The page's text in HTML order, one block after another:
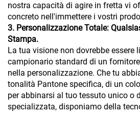
nostra capacità di agire in fretta vi
concreto nell'immettere i vostri
3. Personalizzazione Totale:
Stampa.
La tua visione non dovrebbe essere
campionario standard di un
nella personalizzazione. Che tu
tonalità Pantone specifica, di un
per abbinarsi al tuo tessuto unico o
specializzata, disponiamo della